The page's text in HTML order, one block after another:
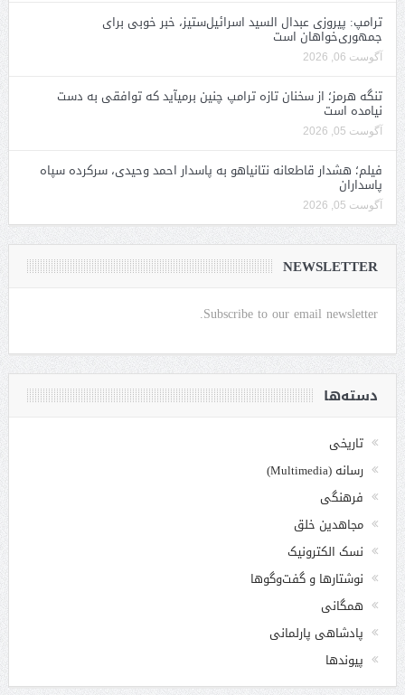
ترامپ: پیروزی عبدال السید اسرائیل‌ستیز، خبر خوبی برای
جمهوری‌خواهان است
آگوست 06, 2026
تنگه هرمز؛ از سخنان تازه ترامپ چنین برمیآید که توافقی به دست
نیامده است
آگوست 05, 2026
فیلم؛ هشدار قاطعانه نتانیاهو به پاسدار احمد وحیدی، سرکرده سپاه
پاسداران
آگوست 05, 2026
NEWSLETTER
Subscribe to our email newsletter.
دسته‌ها
تاریخی
رسانه (Multimedia)
فرهنگی
مجاهدین خلق
نسک الکترونیک
نوشتارها و گفت‌وگوها
همگانی
پادشاهی پارلمانی
پیوندها